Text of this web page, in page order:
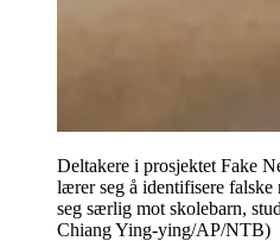
Deltakere i prosjektet Fake
lærer seg å identifisere falske
seg særlig mot skolebarn,
Chiang Ying-ying/AP/NTB)